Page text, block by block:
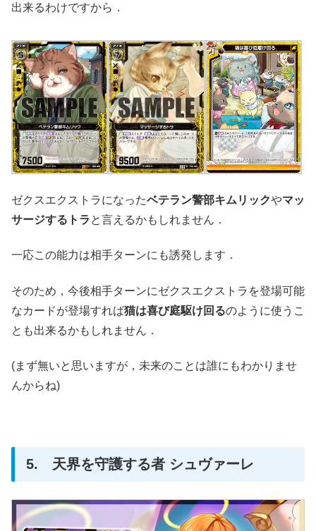
出来るわけですから．
ゼクスエクストラになったベテラン警部キムリックやマッ
サージするトラ と言えるかもしれません．
一応この能力は相手ターンにも誘発します．
そのため，今後相手ターンにゼクスエクストラを登場可能
なカードが登場すれば猫は喜び庭駆け回るのように使うこ
とも出来るかもしれません．
(まず無いと思いますが，未来のことは誰にもわかりませ
んからね)
5. 天界を守護する者 シュヴァーレ